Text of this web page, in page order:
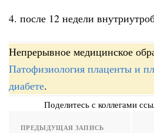
4. после 12 недели
Непрерывное медицинское
Патофизиология плаценты и
диабете.
Поделитесь с коллегами
ПРЕДЫДУЩАЯ ЗАПИСЬ